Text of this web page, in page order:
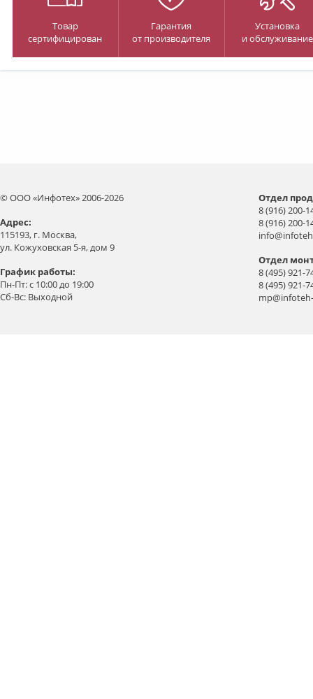
Товар
сертифицирован
Гарантия
от производителя
Установка
и обслуживание
© ООО «Инфотех» 2006-2026
Aдрес:
115193, г. Москва,
ул. Кожуховская 5-я, дом 9
График работы:
Пн-Пт: с 10:00 до 19:00
Сб-Вс: Выходной
Отдел
8 (916) 200-
8 (916) 200-
Отдел
8 (495) 921-
8 (495) 921-